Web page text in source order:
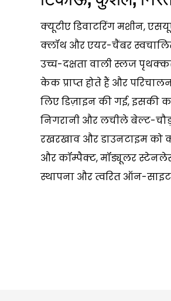
क्यूटीए डिवाटरिंग मशीन,
क्लॉथ और एयर-चैंबर
उच्च-दक्षता वाली स्लज
केक प्राप्त होते हैं और
लिए डिज़ाइन की गई, इसकी
निगरानी और लचीले बेल्ट-
रखरखाव और डाउनटाइम को
और कॉम्पैक्ट, मॉड्यूलर
स्थापना और त्वरित ऑन-